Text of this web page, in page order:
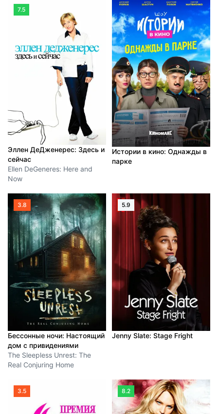
7.5
Эллен ДеДженерес: Здесь и
сейчас
Ellen DeGeneres: Here and
Now
Истории в кино: Однажды в
парке
3.8
Бессонные ночи: Настоящий
дом с привидениями
The Sleepless Unrest: The
Real Conjuring Home
5.9
Jenny Slate: Stage Fright
3.5 8.2